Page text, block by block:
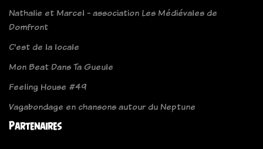
Nathalie et Marcel - association Les Médiévales de
Domfront
C'est de la locale
Mon Beat Dans Ta Gueule
Feeling House #49
Vagabondage en chansons autour du Neptune
Partenaires